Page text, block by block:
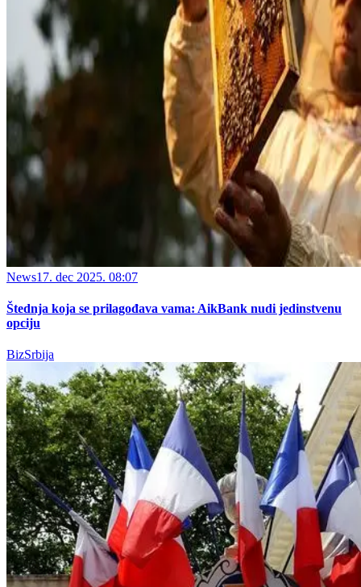
News17. dec 2025. 08:07
Štednja koja se prilagođava vama: AikBank nudi jedinstvenu
opciju
BizSrbija